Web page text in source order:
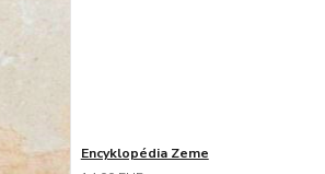
Encyklopédia Zeme